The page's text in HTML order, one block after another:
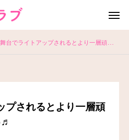
舞台でライトアップされるとより一層頑張れました ♬♪♬
プされるとより一層頑